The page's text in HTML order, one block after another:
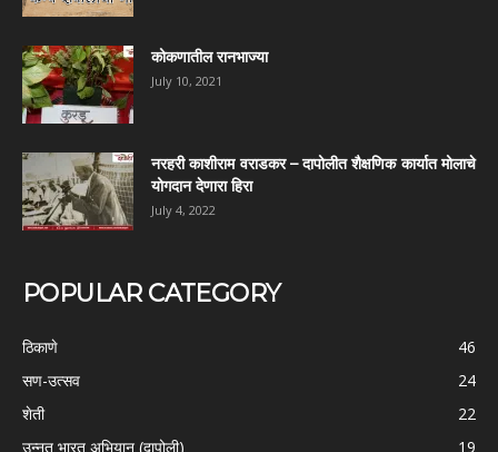
कोकणातील रानभाज्या
July 10, 2021
नरहरी काशीराम वराडकर – दापोलीत शैक्षणिक कार्यात मोलाचे
योगदान देणारा हिरा
July 4, 2022
POPULAR CATEGORY
ठिकाणे
46
सण-उत्सव
24
शेती
22
उन्नत भारत अभियान (दापोली)
19